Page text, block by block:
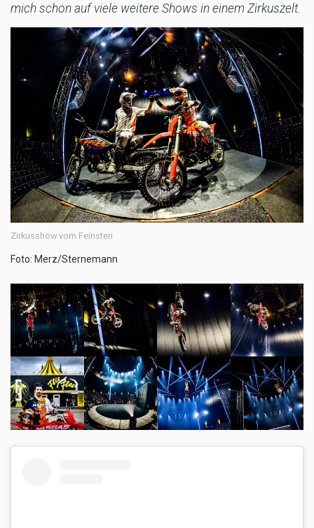
mich schon auf viele weitere Shows in einem Zirkuszelt.
Zirkusshow vom Feinsten
Foto: Merz/Sternemann